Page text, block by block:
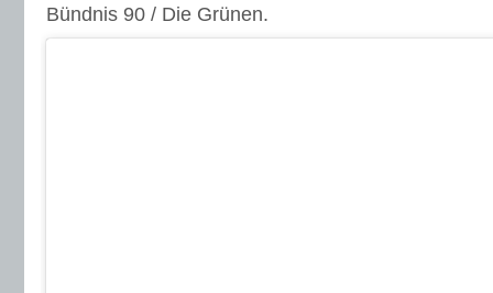
Bündnis 90 / Die Grünen.